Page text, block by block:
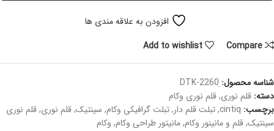
افزودن به علاقه مندی ها
Compare
Add to wishlist
شناسه محصول:
دسته: قلم نوری,قلم نوری وکام
برچسب: cintiq
,تبلت قلم دار,تبلت گرافیکی وکام, سینتیک,قلم نوری,قلم نوری
سینتیک,قلم و مانینور وکام,مانیتور طراحی وکام, وکام